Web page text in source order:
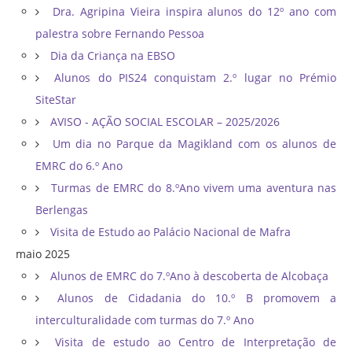
Dra. Agripina Vieira inspira alunos do 12º ano com
palestra sobre Fernando Pessoa
Dia da Criança na EBSO
Alunos do PIS24 conquistam 2.º lugar no Prémio
SiteStar
AVISO - AÇÃO SOCIAL ESCOLAR – 2025/2026
Um dia no Parque da Magikland com os alunos de
EMRC do 6.º Ano
Turmas de EMRC do 8.ºAno vivem uma aventura nas
Berlengas
Visita de Estudo ao Palácio Nacional de Mafra
maio 2025
Alunos de EMRC do 7.ºAno à descoberta de Alcobaça
Alunos de Cidadania do 10.º B promovem a
interculturalidade com turmas do 7.º Ano
Visita de estudo ao Centro de Interpretação de